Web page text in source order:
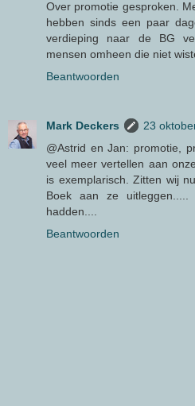
Over promotie gesproken.
hebben sinds een paar
verdieping naar de BG
mensen omheen die niet
Beantwoorden
Mark Deckers
23
@Astrid en Jan: promotie,
veel meer vertellen aan
is exemplarisch. Zitten wij
Boek aan ze
hadden....
Beantwoorden